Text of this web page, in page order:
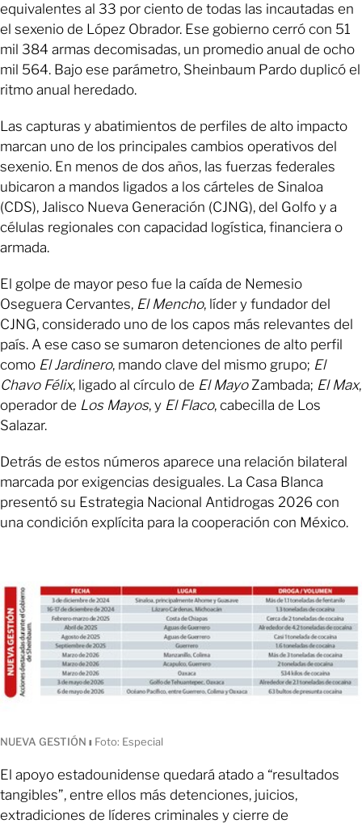
equivalentes al 33 por ciento de todas las incautadas en
el sexenio de López Obrador. Ese gobierno cerró con 51
mil 384 armas decomisadas, un promedio anual de ocho
mil 564. Bajo ese parámetro, Sheinbaum Pardo duplicó el
ritmo anual heredado.
Las capturas y abatimientos de perfiles de alto impacto
marcan uno de los principales cambios operativos del
sexenio. En menos de dos años, las fuerzas federales
ubicaron a mandos ligados a los cárteles de Sinaloa
(CDS), Jalisco Nueva Generación (CJNG), del Golfo y a
células regionales con capacidad logística, financiera o
armada.
El golpe de mayor peso fue la caída de Nemesio
Oseguera Cervantes, El Mencho, líder y fundador del
CJNG, considerado uno de los capos más relevantes del
país. A ese caso se sumaron detenciones de alto perfil
como El Jardinero, mando clave del mismo grupo; El
Chavo Félix, ligado al círculo de El MayoZambada; El Max,
operador de Los Mayos, y El Flaco, cabecilla de Los
Salazar.
Detrás de estos números aparece una relación bilateral
marcada por exigencias desiguales. La Casa Blanca
presentó su Estrategia Nacional Antidrogas 2026 con
una condición explícita para la cooperación con México.
NUEVA GESTIÓN ı Foto: Especial
El apoyo estadounidense quedará atado a “resultados
tangibles”, entre ellos más detenciones, juicios,
extradiciones de líderes criminales y cierre de